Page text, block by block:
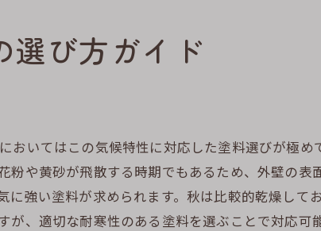
外壁塗装の選び方
価値を引き上げる方法
選び方ガイド
いてはこの気候特性に対応した塗料選びが極め
や黄砂が飛散する時期でもあるため、外壁の表
強い塗料が求められます。秋は比較的乾燥して
、適切な耐寒性のある塗料を選ぶことで対応可